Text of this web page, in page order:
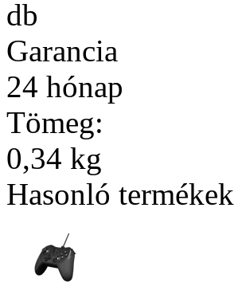
db
Garancia
24 hónap
Tömeg:
0,34 kg
Hasonló termékek